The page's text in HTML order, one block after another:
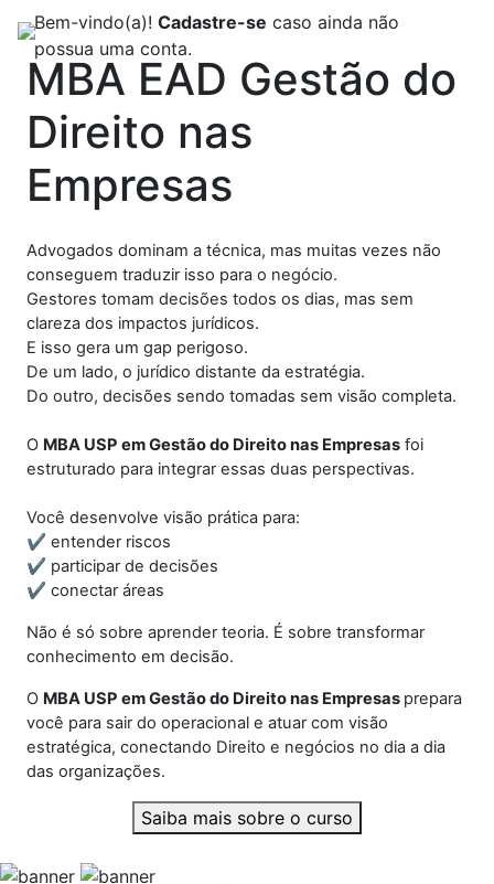
Bem-vindo(a)! Cadastre-se caso ainda não
possua uma conta.
MBA EAD Gestão do
Direito nas
Empresas
Advogados dominam a técnica, mas muitas vezes não
conseguem traduzir isso para o negócio.
Gestores tomam decisões todos os dias, mas sem
clareza dos impactos jurídicos.
E isso gera um gap perigoso.
De um lado, o jurídico distante da estratégia.
Do outro, decisões sendo tomadas sem visão completa.
O MBA USP em Gestão do Direito nas Empresas foi
estruturado para integrar essas duas perspectivas.
Você desenvolve visão prática para:
✔ entender riscos
✔ participar de decisões
✔ conectar áreas
Não é só sobre aprender teoria. É sobre transformar
conhecimento em decisão.
O MBA USP em Gestão do Direito nas Empresas prepara
você para sair do operacional e atuar com visão
estratégica, conectando Direito e negócios no dia a dia
das organizações.
Saiba mais sobre o curso